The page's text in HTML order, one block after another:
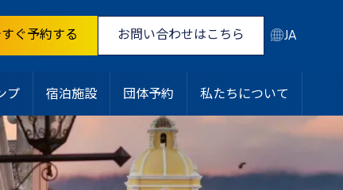
ぐ予約する お問い合わせはこちら JA
プ 宿泊施設 団体予約 私たちについて